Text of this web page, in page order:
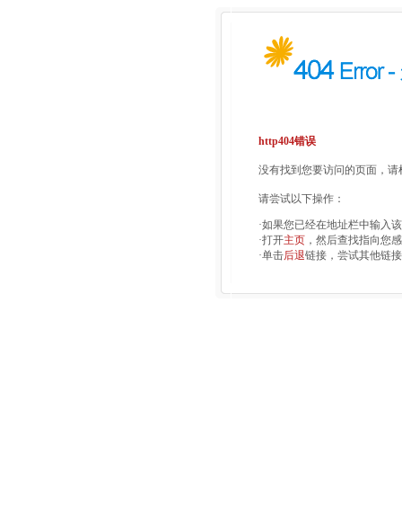
http404错误
没有找到您要访问的页面，
请尝试以下操作：
·如果您已经在地址栏中输入
·打开主页 ，然后查找指向您
·单击后退链接，尝试其他链